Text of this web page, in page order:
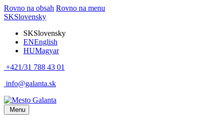
Rovno na obsah Rovno na menu
SKSlovensky
SKSlovensky
ENEnglish
HUMagyar
+421/31 788 43 01
info@galanta.sk
Menu